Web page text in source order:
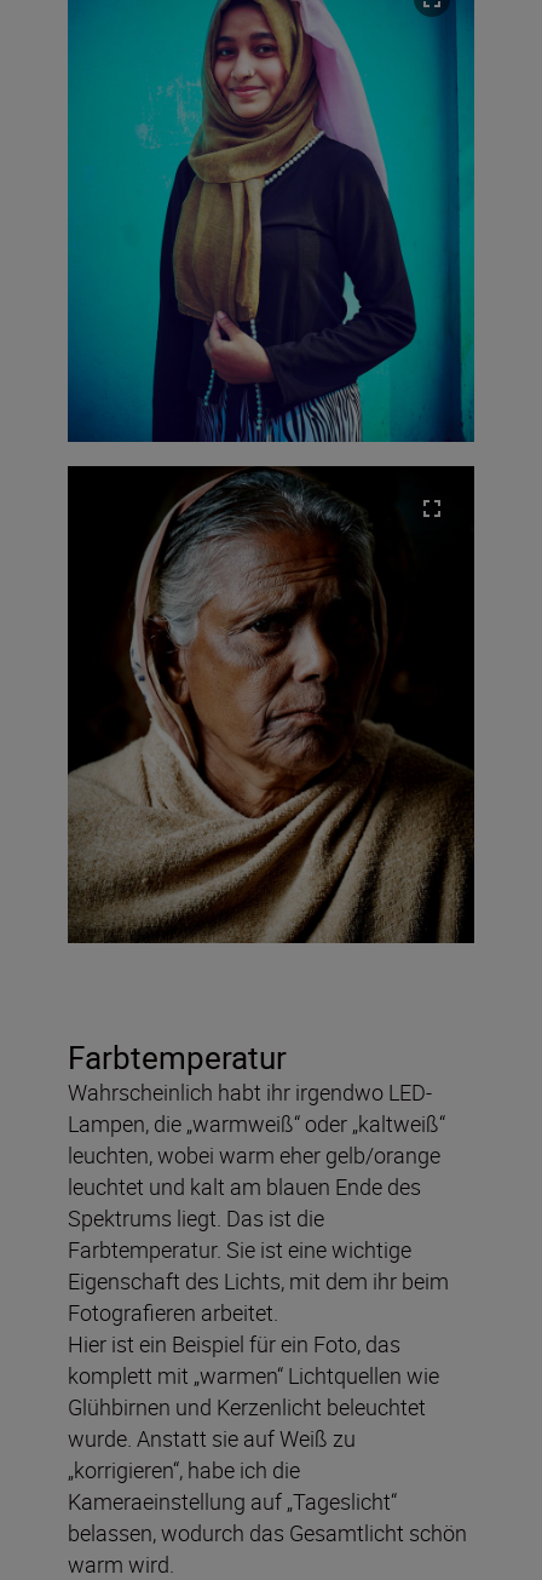
Farbtemperatur
Wahrscheinlich habt ihr irgendwo LED-
Lampen, die „warmweiß“ oder „kaltweiß“
leuchten, wobei warm eher gelb/orange
leuchtet und kalt am blauen Ende des
Spektrums liegt. Das ist die
Farbtemperatur. Sie ist eine wichtige
Eigenschaft des Lichts, mit dem ihr beim
Fotografieren arbeitet.
Hier ist ein Beispiel für ein Foto, das
komplett mit „warmen“ Lichtquellen wie
Glühbirnen und Kerzenlicht beleuchtet
wurde. Anstatt sie auf Weiß zu
„korrigieren“, habe ich die
Kameraeinstellung auf „Tageslicht“
belassen, wodurch das Gesamtlicht schön
warm wird.